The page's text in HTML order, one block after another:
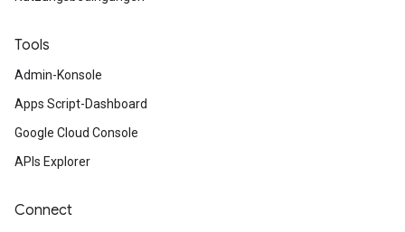
Tools
Admin-Konsole
Apps Script-Dashboard
Google Cloud Console
APIs Explorer
Connect